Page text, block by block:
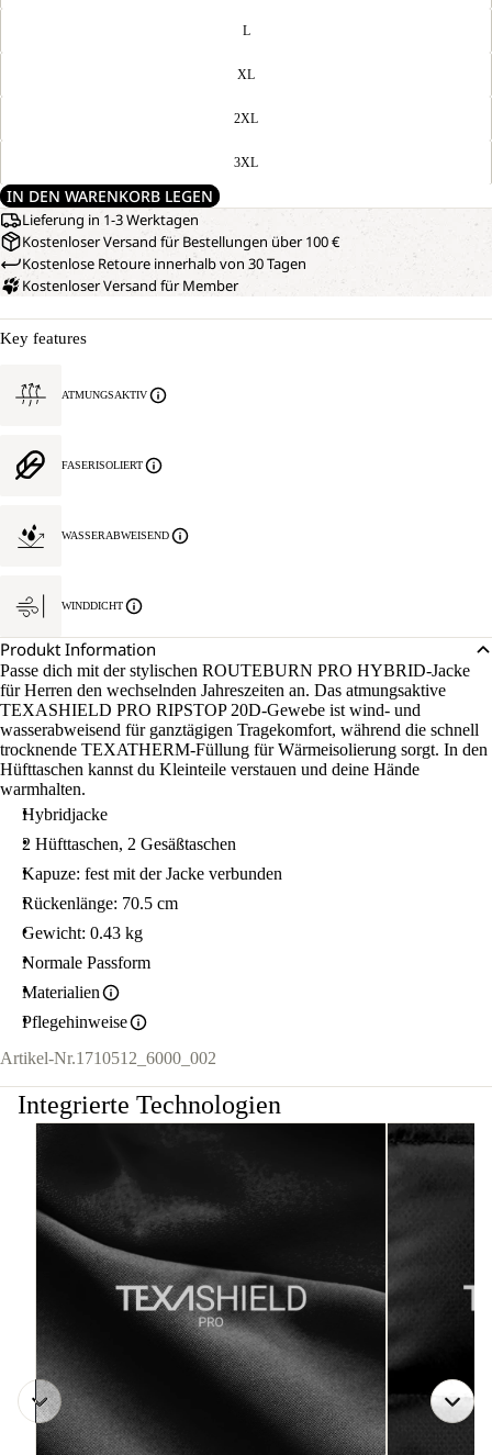
L
XL
2XL
3XL
IN DEN WARENKORB LEGEN
Lieferung in 1-3 Werktagen
Kostenloser Versand für Bestellungen über 100 €
Kostenlose Retoure innerhalb von 30 Tagen
Kostenloser Versand für Member
Key features
ATMUNGSAKTIV
FASERISOLIERT
WASSERABWEISEND
WINDDICHT
Produkt Information
Passe dich mit der stylischen ROUTEBURN PRO HYBRID-Jacke
für Herren den wechselnden Jahreszeiten an. Das atmungsaktive
TEXASHIELD PRO RIPSTOP 20D-Gewebe ist wind- und
wasserabweisend für ganztägigen Tragekomfort, während die schnell
trocknende TEXATHERM-Füllung für Wärmeisolierung sorgt. In den
Hüfttaschen kannst du Kleinteile verstauen und deine Hände
warmhalten.
Hybridjacke
2 Hüfttaschen, 2 Gesäßtaschen
Kapuze: fest mit der Jacke verbunden
Rückenlänge: 70.5 cm
Gewicht: 0.43 kg
Normale Passform
Materialien
Pflegehinweise
Artikel-Nr.1710512_6000_002
Integrierte Technologien